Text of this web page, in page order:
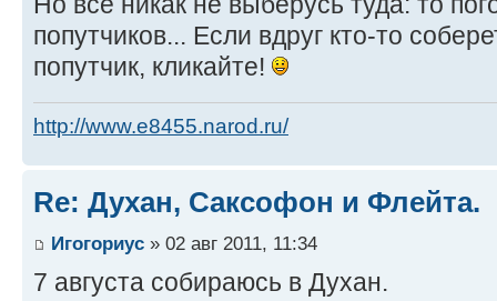
попутчиков... Если вдруг кто-то
попутчик, кликайте!
http://www.e8455.narod.ru/
Re: Духан, Саксофон и Флейта.
Игогориус » 02 авг 2011, 11:34
7 августа собираюсь в Духан.